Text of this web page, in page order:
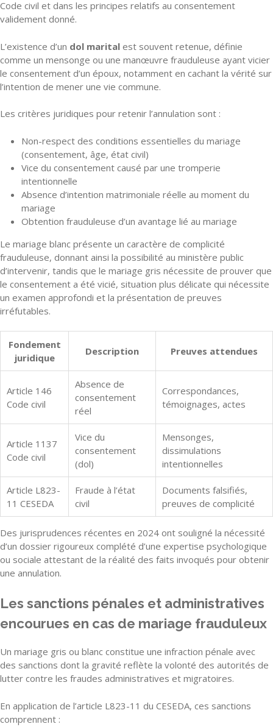
Code civil et dans les principes relatifs au consentement
validement donné.
L’existence d’un dol marital est souvent retenue, définie
comme un mensonge ou une manœuvre frauduleuse ayant vicier
le consentement d’un époux, notamment en cachant la vérité sur
l’intention de mener une vie commune.
Les critères juridiques pour retenir l’annulation sont :
Non-respect des conditions essentielles du mariage
(consentement, âge, état civil)
Vice du consentement causé par une tromperie
intentionnelle
Absence d’intention matrimoniale réelle au moment du
mariage
Obtention frauduleuse d’un avantage lié au mariage
Le mariage blanc présente un caractère de complicité
frauduleuse, donnant ainsi la possibilité au ministère public
d’intervenir, tandis que le mariage gris nécessite de prouver que
le consentement a été vicié, situation plus délicate qui nécessite
un examen approfondi et la présentation de preuves
irréfutables.
Fondement
juridique
Description Preuves attendues
Article 146
Code civil
Absence de
consentement
réel
Correspondances,
témoignages, actes
Article 1137
Code civil
Vice du
consentement
(dol)
Mensonges,
dissimulations
intentionnelles
Article L823-
11 CESEDA
Fraude à l’état
civil
Documents falsifiés,
preuves de complicité
Des jurisprudences récentes en 2024 ont souligné la nécessité
d’un dossier rigoureux complété d’une expertise psychologique
ou sociale attestant de la réalité des faits invoqués pour obtenir
une annulation.
Les sanctions pénales et administratives
encourues en cas de mariage frauduleux
Un mariage gris ou blanc constitue une infraction pénale avec
des sanctions dont la gravité reflète la volonté des autorités de
lutter contre les fraudes administratives et migratoires.
En application de l’article L823-11 du CESEDA, ces sanctions
comprennent :